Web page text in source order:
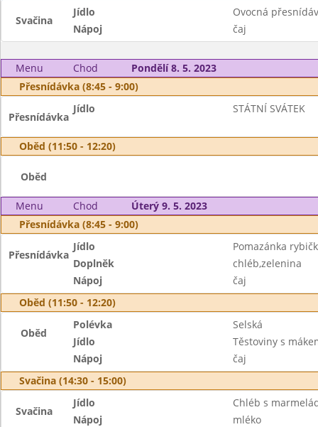
Svačina
Jídlo
Ovocná
Nápoj
čaj
Menu Chod
Pondělí 8. 5. 2023
Přesnídávka (8:45 - 9:00)
Přesnídávka
Jídlo STÁTNÍ SVÁTEK
Oběd (11:50 - 12:20)
Oběd
Menu Chod
Úterý 9. 5. 2023
Přesnídávka (8:45 - 9:00)
Přesnídávka
Jídlo
Pomazánka
Doplněk
chléb,zelenina
Nápoj
čaj
Oběd (11:50 - 12:20)
Oběd
Polévka
Selská
Jídlo
Těstoviny s
Nápoj
čaj
Svačina (14:30 - 15:00)
Svačina
Jídlo
Chléb s
Nápoj
mléko